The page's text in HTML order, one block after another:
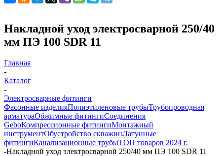
Накладной уход электросварной 250/40
мм ПЭ 100 SDR 11
Главная
-
Каталог
-
Электросварные фитинги
Фасонные изделияПолиэтиленовые трубыТрубопроводная
арматураОбжимные фитингиСоединения
GeboКомпрессионные фитингиМонтажный
инструментОбустройство скважинЛатунные
фитингиКанализационные трубыТОП товаров 2024 г.
-Накладной уход электросварной 250/40 мм ПЭ 100 SDR 11